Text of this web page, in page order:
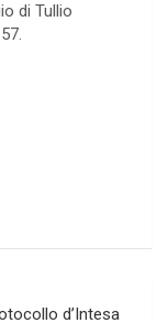
di Tullio
d’Intesa